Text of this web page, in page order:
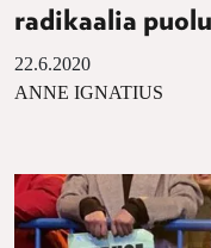
radikaalia
22.6.2020
ANNE IGNATIUS